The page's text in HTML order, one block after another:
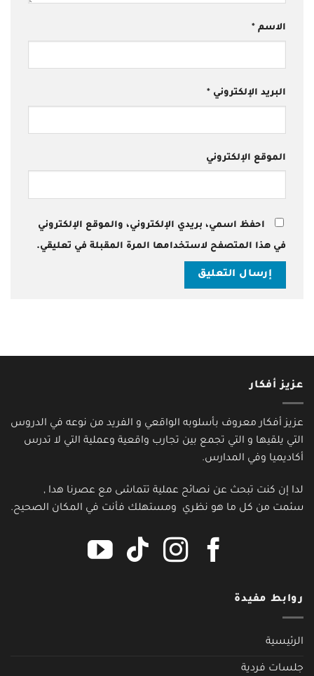
الاسم *
البريد الإلكتروني *
الموقع الإلكتروني
احفظ اسمي، بريدي الإلكتروني، والموقع الإلكتروني
في هذا المتصفح لاستخدامها المرة المقبلة في تعليقي.
عزيز أفكار
عزيز أفكار معروف بأسلوبه الواقعي و الفريد من نوعه في الدروس
التي يلقيها و التي تجمع بين تجارب واقعية وعملية التي لا تدرس
أكاديميا وفي المدارس.
لدا إن كنت تبحث عن نصائح عملية تتماشى مع عصرنا هدا ,
سئمت من كل ما هو نظري ومستهلك فأنت في المكان الصحيح.
روابط مفيدة
الرئيسية
جلسات فردية